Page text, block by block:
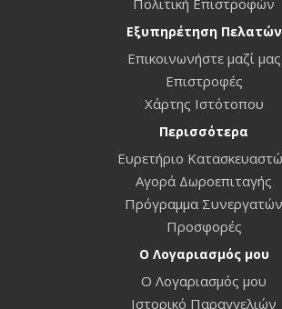
Πολιτική Επιστροφών
Εξυπηρέτηση Πελατών
Επικοινωνήστε μαζί μας
Επιστροφές
Χάρτης Ιστότοπου
Περισσότερα
Ευρετήριο
Αγορά Δωροεπιταγής
Πρόγραμμα Συνεργατών
Προσφορές
Ο Λογαριασμός μου
Ο Λογαριασμός μου
Ιστορικό Παραγγελιών